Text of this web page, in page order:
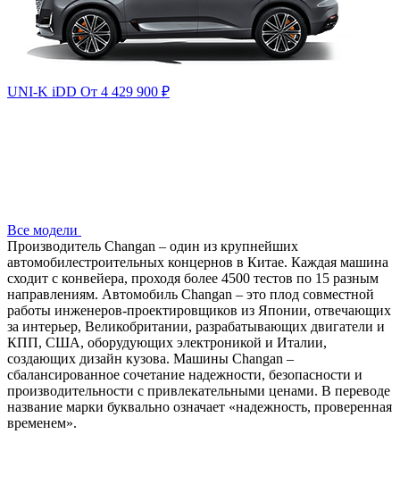
UNI-K iDD От 4 429 900 ₽
Все модели
Производитель Changan – один из крупнейших
автомобилестроительных концернов в Китае. Каждая машина
сходит с конвейера, проходя более 4500 тестов по 15 разным
направлениям. Автомобиль Changan – это плод совместной
работы инженеров-проектировщиков из Японии, отвечающих
за интерьер, Великобритании, разрабатывающих двигатели и
КПП, США, оборудующих электроникой и Италии,
создающих дизайн кузова. Машины Changan –
сбалансированное сочетание надежности, безопасности и
производительности с привлекательными ценами. В переводе
название марки буквально означает «надежность, проверенная
временем».